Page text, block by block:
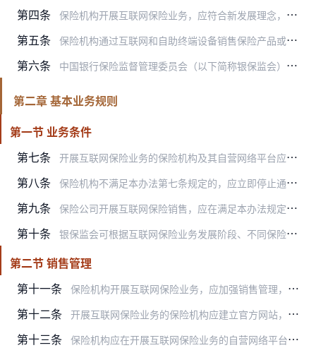
第四条 保险机构开展互联网保险业务，应符合新发展理念，依法合规，防范风险，以人为本，满足人民群众多层次风险保障需求，不得损害消费者合法权益和社会公共利益。
第五条 保险机构通过互联网和自助终端设备销售保险产品或提供保险经纪服务，消费者能够通过保险机构自营网络平台的销售页面独立了解产品信息，并能够自主完成投保行为的，适用本办…
第六条 中国银行保险监督管理委员会（以下简称银保监会）及其派出机构依法对互联网保险业务实施监督管理。
第二章 基本业务规则
第一节 业务条件
第七条
开展互联网保险业务的保险机构及其自营网络平台应具备以下条件：
第八条 保险机构不满足本办法第七条规定的，应立即停止通过互联网销售保险产品或提供保险经纪服务，并在官方网站和自营网络平台发布公告。保险机构经整改后满足本办法第七条规定的…
第九条 保险公司开展互联网保险销售，应在满足本办法规定的前提下，优先选择形态简单、条款简洁、责任清晰、可有效保障售后服务的保险产品，并充分考虑投保的便利性、风控的有效性…
第十条 银保监会可根据互联网保险业务发展阶段、不同保险产品的服务保障需要，规定保险机构通过互联网销售或提供保险经纪服务的险种范围和相关条件。
第二节 销售管理
第十一条
保险机构开展互联网保险业务，应加强销售管理，充分进行信息披露，规范营销宣传行为，优化销售流程，保护消费者合法权益。
第十二条 开展互联网保险业务的保险机构应建立官方网站，参照《保险公司信息披露管理办法》相关规定，设置互联网保险栏目进行信息披露，披露内容包括但不限于：
第十三条 保险机构应在开展互联网保险业务的自营网络平台显著位置，列明以下信息：